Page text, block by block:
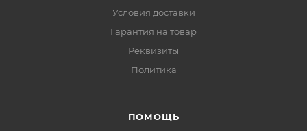
Условия доставки
Гарантия на товар
Реквизиты
Политика
ПОМОЩЬ